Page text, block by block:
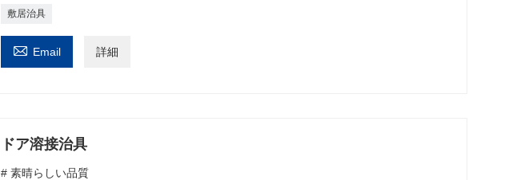
敷居治具
 Email 詳細
ドア溶接治具
# 素晴らしい品質